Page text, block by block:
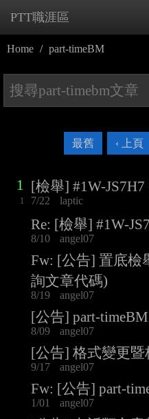
PTT職涯區
Home part-timeBM
最舊 ‹ 上頁
1
1
[檢舉] #1W-JS7H7
7/22 laptic
Re: [檢舉] #1W-
8/10 angel07
Fw: [公告] 置底檢
詢文章代碼)
8/19 angel07
[公告] part-
8/09 angel07
[公告] 格式變更暨
9/17 angel07
Fw: [公告] part-
1/01 angel07